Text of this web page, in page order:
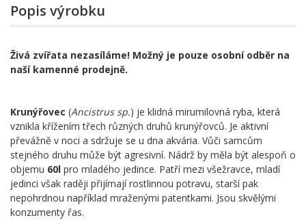
Popis výrobku
Živá zvířata nezasíláme! Možný je pouze osobní odběr na
naší kamenné prodejně.
Krunýřovec (Ancistrus sp.) je klidná mirumilovná ryba, která
vznikla křížením třech různých druhů krunýřovců. Je aktivní
převážně v noci a sdržuje se u dna akvária. Vůči samcům
stejného druhu může být agresivní. Nádrž by měla být alespoň o
objemu 60l pro mladého jedince. Patří mezi všežravce, mladí
jedinci však raději přijímají rostlinnou potravu, starší pak
nepohrdnou například mraženými patentkami. Jsou skvělými
konzumenty řas.